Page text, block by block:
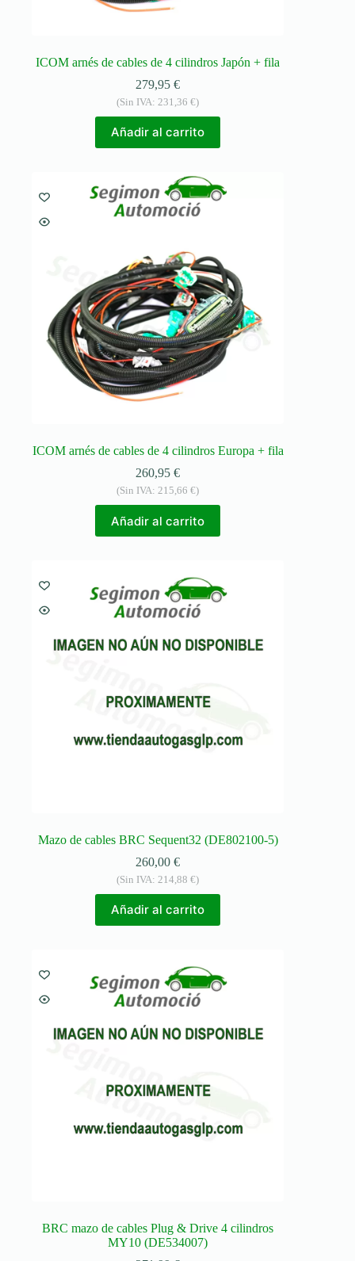
ICOM arnés de cables de 4 cilindros Japón + fila
279,95€
(Sin IVA: 231,36€)
Añadir al carrito
ICOM arnés de cables de 4 cilindros Europa + fila
260,95€
(Sin IVA:215,66€)
Añadir al carrito
Mazo de cables BRC Sequent32 (DE802100-5)
260,00€
(Sin IVA: 214,88€)
Añadir al carrito
BRC mazo de cables Plug & Drive 4 cilindros
MY10 (DE534007)